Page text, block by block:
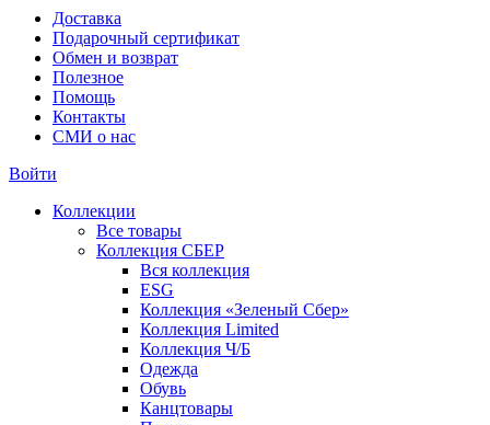
Доставка
Подарочный сертификат
Обмен и возврат
Полезное
Помощь
Контакты
СМИ о нас
Войти
Коллекции
Все товары
Коллекция СБЕР
Вся коллекция
ESG
Коллекция «Зеленый Сбер»
Коллекция Limited
Коллекция Ч/Б
Одежда
Обувь
Канцтовары